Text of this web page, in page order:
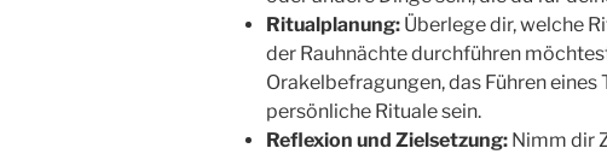
Ritualplanung: Überlege dir, welche
der Rauhnächte durchführen
Orakelbefragungen, das Führen
persönliche Rituale sein.
Reflexion und Zielsetzung: Nimm dir